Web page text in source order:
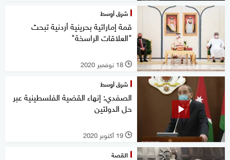
شرق أوسط
قمة إماراتية بحرينية أردنية تبحث
"العلاقات الراسخة"
l 18 نوفمبر 2020
شرق أوسط
الصفدي: إنهاء القضية الفلسطينية عبر
حل الدولتين
l 19 أكتوبر 2020
القصة